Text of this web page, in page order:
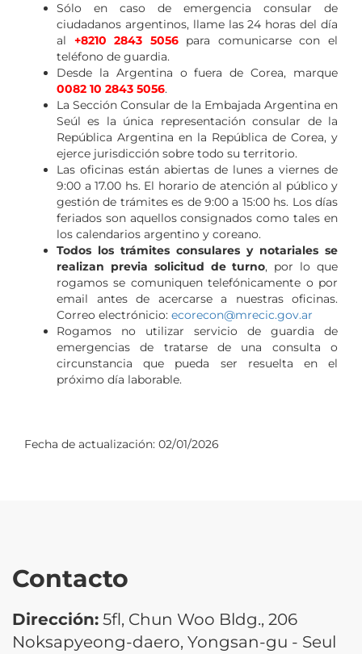
Sólo en caso de emergencia consular de
ciudadanos argentinos, llame las 24 horas del día
al +8210 2843 5056 para comunicarse con el
teléfono de guardia.
Desde la Argentina o fuera de Corea, marque
0082 10 2843 5056.
La Sección Consular de la Embajada Argentina en
Seúl es la única representación consular de la
República Argentina en la República de Corea, y
ejerce jurisdicción sobre todo su territorio.
Las oficinas están abiertas de lunes a viernes de
9:00 a 17.00 hs. El horario de atención al público y
gestión de trámites es de 9:00 a 15:00 hs. Los días
feriados son aquellos consignados como tales en
los calendarios argentino y coreano.
Todos los trámites consulares y notariales se
realizan previa solicitud de turno, por lo que
rogamos se comuniquen telefónicamente o por
email antes de acercarse a nuestras oficinas.
Correo electrónicio: ecorecon@mrecic.gov.ar
Rogamos no utilizar servicio de guardia de
emergencias de tratarse de una consulta o
circunstancia que pueda ser resuelta en el
próximo día laborable.
Fecha de actualización: 02/01/2026
Contacto
Dirección: 5fl, Chun Woo Bldg., 206
Noksapyeong-daero, Yongsan-gu - Seul